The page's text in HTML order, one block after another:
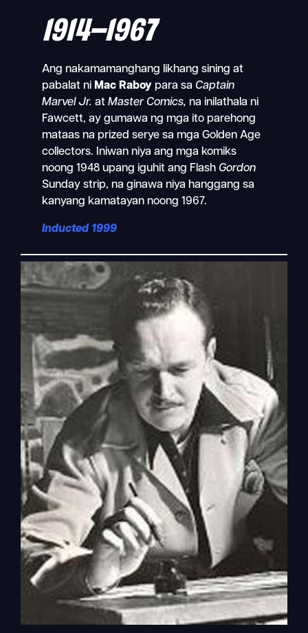
1914–1967
Ang nakamamanghang likhang sining at
pabalat ni Mac Raboy para sa Captain
Marvel Jr. atMaster Comics, na inilathala ni
Fawcett, ay gumawa ng mga ito parehong
mataas na prized serye sa mga Golden Age
collectors. Iniwan niya ang mga komiks
noong 1948 upang iguhit ang Flash Gordon
Sunday strip, na ginawa niya hanggang sa
kanyang kamatayan noong 1967.
Inducted 1999